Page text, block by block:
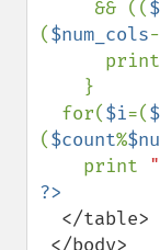
     && ((
($num_cols-
      print
  for(
$i=(
($count%
    print